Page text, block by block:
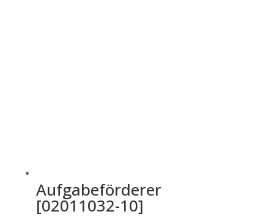
Aufgabeförderer
[02011032-10]